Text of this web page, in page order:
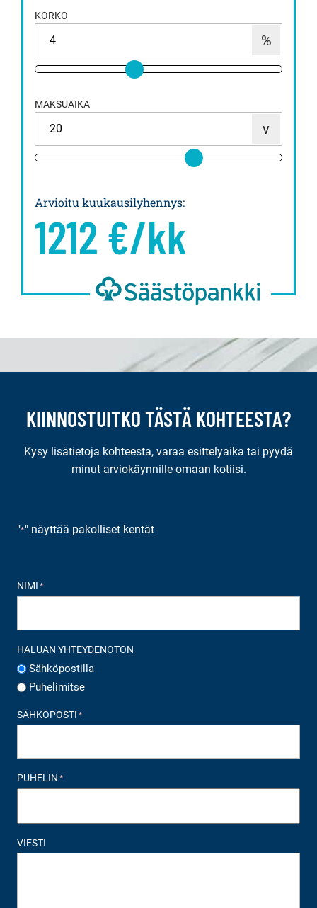
KORKO
MAKSUAIKA
Arvioitu kuukausilyhennys:
1212 €/kk
KIINNOSTUITKO TÄSTÄ KOHTEESTA?
Kysy lisätietoja kohteesta, varaa esittelyaika tai pyydä
minut arviokäynnille omaan kotiisi.
"*" näyttää pakolliset kentät
NIMI *
HALUAN YHTEYDENOTON
Sähköpostilla
Puhelimitse
SÄHKÖPOSTI *
PUHELIN *
VIESTI